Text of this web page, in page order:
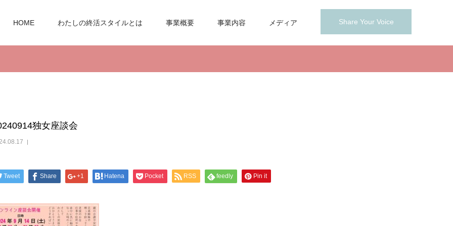
Share Your Voice
HOME わたしの終活スタイルとは 事業概要 事業内容 メディア
独女座談会
Tweet Share +1 Hatena Pocket RSS feedly Pin it